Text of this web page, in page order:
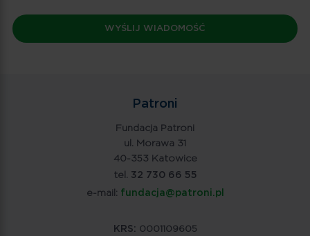
Patroni
Fundacja Patroni
ul. Morawa 31
40-353 Katowice
tel. 32 730 66 55
e-mail: fundacja@patroni.pl
KRS: 0001109605